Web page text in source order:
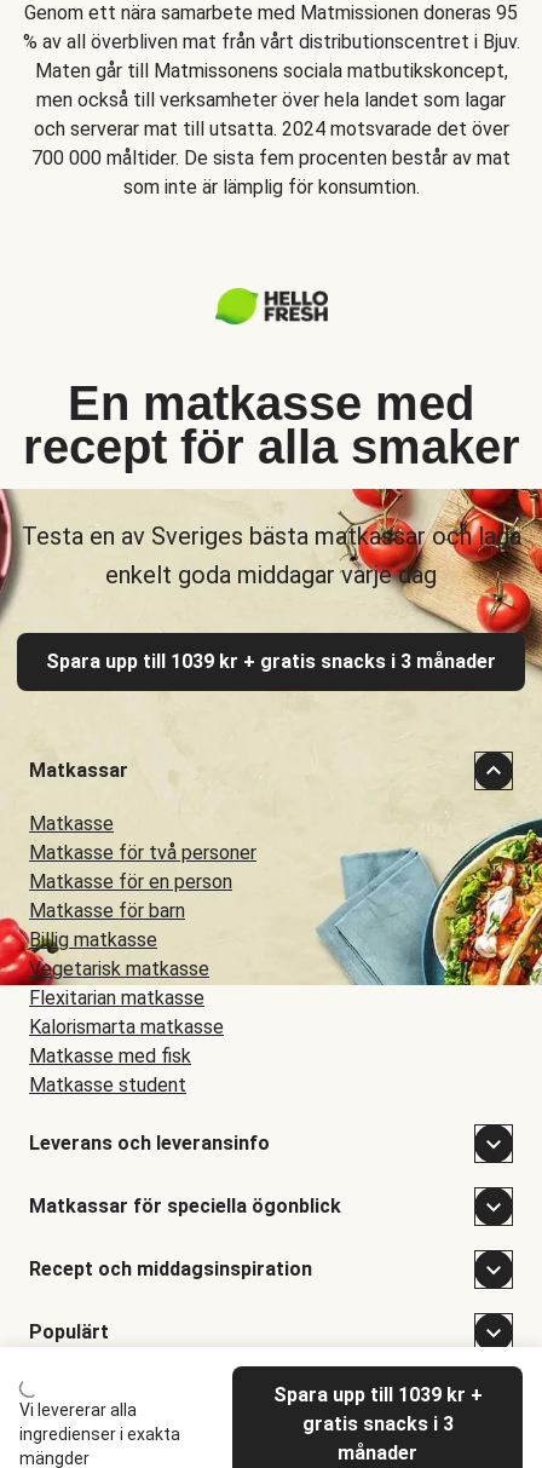
Vi levererar alla
ingredienser i exakta
mängder
Spara upp till 1039 kr +
gratis snacks i 3
månader
Genom ett nära samarbete med Matmissionen doneras 95
% av all överbliven mat från vårt distributionscentret i Bjuv.
Maten går till Matmissonens sociala matbutikskoncept,
men också till verksamheter över hela landet som lagar
och serverar mat till utsatta. 2024 motsvarade det över
700 000 måltider. De sista fem procenten består av mat
som inte är lämplig för konsumtion.
En matkasse med
recept för alla smaker
Testa en av Sveriges bästa matkassar och laga
enkelt goda middagar varje dag
Spara upp till 1039 kr + gratis snacks i 3 månader
Hellofresh2026
Matkassar
Matkasse
Matkasse för två personer
Matkasse för en person
Matkasse för barn
Billig matkasse
Vegetarisk matkasse
Flexitarian matkasse
Kalorismarta matkasse
Matkasse med fisk
Matkasse student
Leverans och leveransinfo
Matkassar för speciella ögonblick
Recept och middagsinspiration
Populärt